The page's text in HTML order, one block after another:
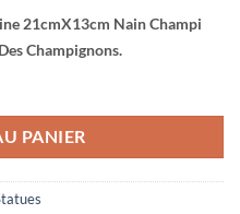
21cmX13cm Nain Champi
Champignons.
PANIER